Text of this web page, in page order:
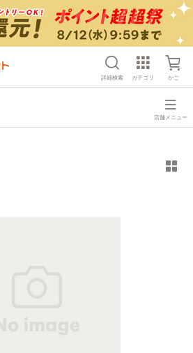
詳細検索 カテゴリ かご
店舗メニュー